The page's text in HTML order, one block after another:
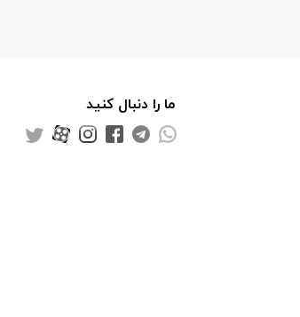
ما را دنبال کنید